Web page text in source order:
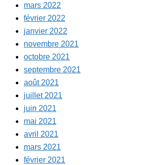
mars 2022
février 2022
janvier 2022
novembre 2021
octobre 2021
septembre 2021
août 2021
juillet 2021
juin 2021
mai 2021
avril 2021
mars 2021
février 2021